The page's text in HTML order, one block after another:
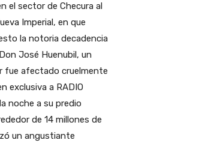
el sector de Checura al
Imperial, en que
la notoria decadencia
José Huenubil, un
fue afectado cruelmente
exclusiva a RADIO
noche a su predio
de 14 millones de
un angustiante